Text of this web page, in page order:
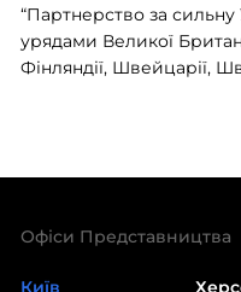
“Партнерство за сильну
урядами Великої
Фінляндії, Швейцарії,
Офіси Представництва
Київ